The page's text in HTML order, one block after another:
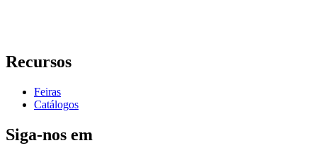
Recursos
Feiras
Catálogos
Siga-nos em